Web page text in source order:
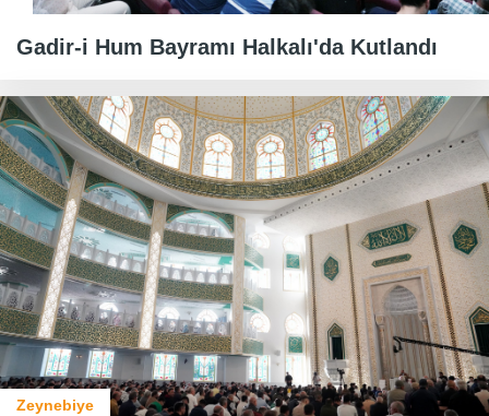
Gadir-i Hum Bayramı Halkalı'da Kutlandı
Zeynebiye